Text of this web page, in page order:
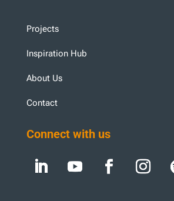
Projects
Inspiration Hub
About Us
Contact
Connect with us